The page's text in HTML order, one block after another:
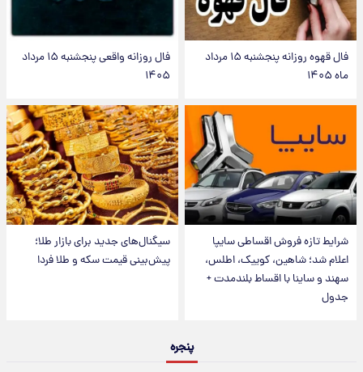
فال قهوه روزانه پنجشنبه ۱۵ مرداد
ماه ۱۴۰۵
فال روزانه واقعی پنجشنبه ۱۵ مرداد
۱۴۰۵
شرایط تازه فروش اقساطی سایپا
اعلام شد؛ شاهین، کوییک، اطلس،
سهند و ساینا با اقساط بلندمدت +
جدول
سیگنال‌های جدید برای بازار طلا؛
پیش‌بینی قیمت سکه و طلا فردا
پنجره